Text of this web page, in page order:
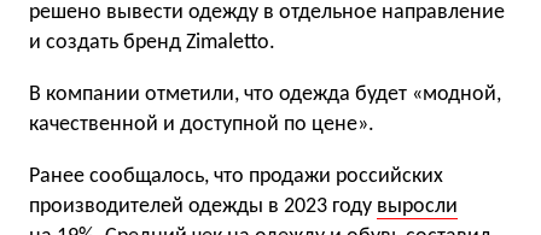
решено вывести одежду в отдельное направление
и создать бренд Zimaletto.
В компании отметили, что одежда будет «модной,
качественной и доступной по цене».
Ранее сообщалось, что продажи российских
производителей одежды в 2023 году выросли